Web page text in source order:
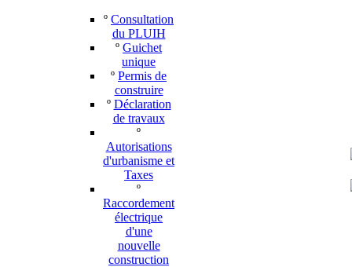
º Consultation
du PLUIH
º Guichet
unique
º Permis de
construire
º Déclaration
de travaux
º
Autorisations
d'urbanisme et
Taxes
º
Raccordement
électrique
d'une
nouvelle
construction